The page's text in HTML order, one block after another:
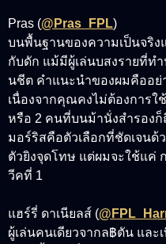
Pras (@Pras_FPL)
บนพื้นฐานของความเป็นจริง
กับดัก แม้มีผู้เล่นบสงรายที่ท
นชีต คำแนะนำของผมคืออย่
เนื่องจากคุณคงไม่ต้องการใ
หรือ 2 คนที่บนม้านั่งสำรองก็
มอร์ริสคือตัวเลือกที่ชัดเจนด้
ตัวยิงจุดโทษ แต่ผมจะใช้แค่
วีคที่ 1
แฮร์รี่ ดาเนียลส์ (
ผู้เล่นคนเดียวจากล฿ตัน แล